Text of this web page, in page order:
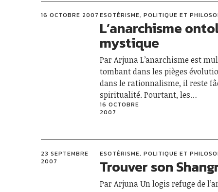
16 OCTOBRE 2007 ESOTÉRISME, POLITIQUE ET
L’anarchisme
mystique
Par Arjuna L’anarchisme est
tombant dans les pièges
dans le rationnalisme, il reste
spiritualité. Pourtant, les…
16 OCTOBRE
2007
23 SEPTEMBRE
2007
ESOTÉRISME, POLITIQUE ET
Trouver son
Par Arjuna Un logis refuge de